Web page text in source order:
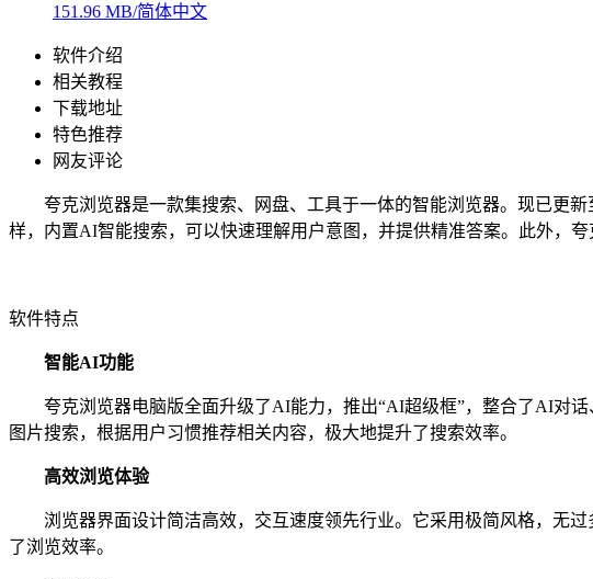
151.96 MB/简体中文
软件介绍
相关教程
下载地址
特色推荐
网友评论
夸克浏览器是一款集搜索、网盘、工具于一体的智能浏览器。现已更新
样，内置AI智能搜索，可以快速理解用户意图，并提供精准答案。此外，
软件特点
智能AI功能‌
夸克浏览器电脑版全面升级了AI能力，推出“AI超级框”，整合了AI对话
图片搜索，根据用户习惯推荐相关内容，极大地提升了搜索效率。
‌高效浏览体验‌
浏览器界面设计简洁高效，交互速度领先行业。它采用极简风格，无过
了浏览效率。